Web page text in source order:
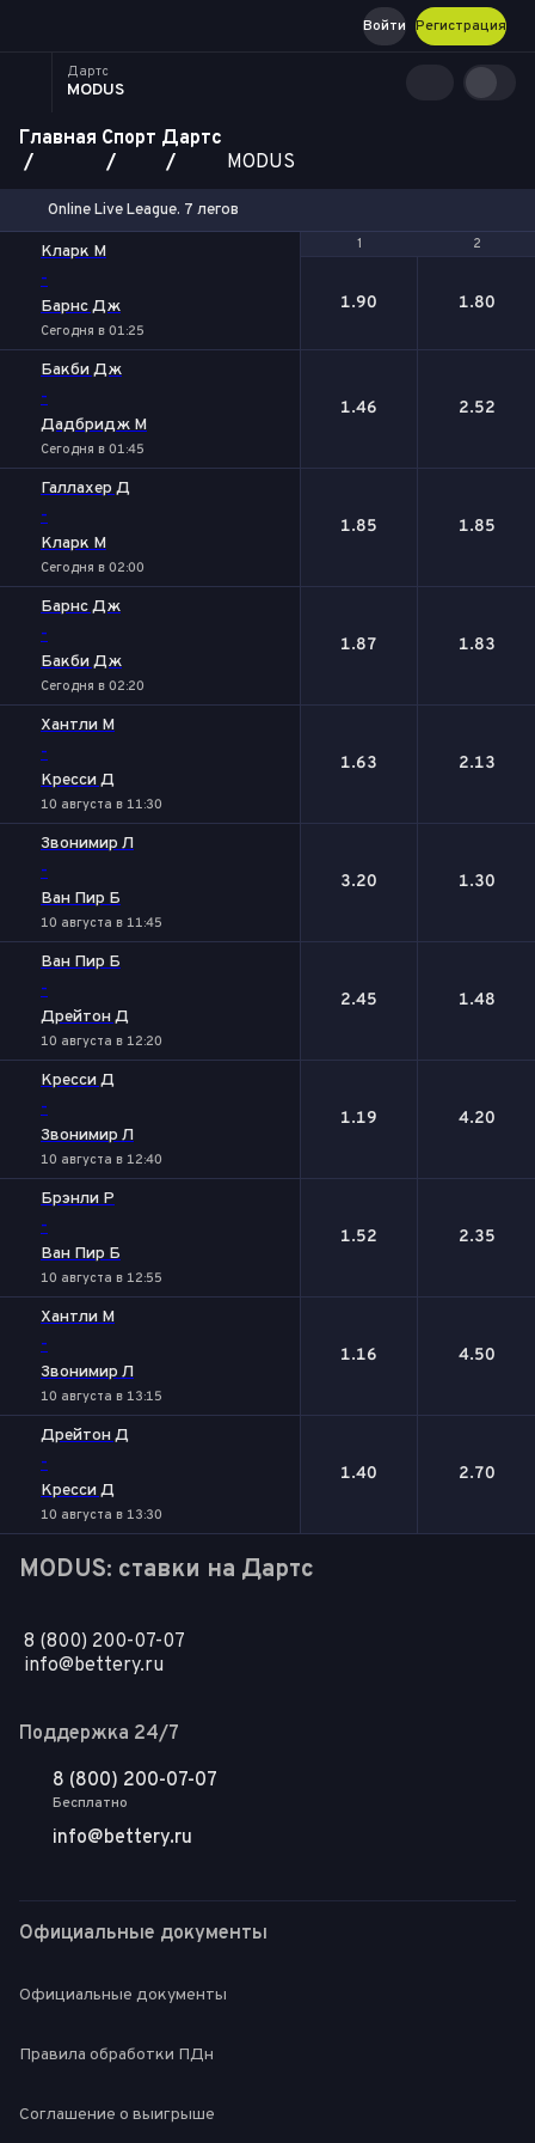
Регистрация
Войти
Дартс
MODUS
Главная Спорт Дартс
MODUS
Online Live League. 7 легов
1 2
Кларк М
-
Барнс Дж
Сегодня в 01:25
1 2
1.90 1.80
Бакби Дж
-
Дадбридж М
Сегодня в 01:45
1.46 2.52
Галлахер Д
-
Кларк М
Сегодня в 02:00
1.85 1.85
Барнс Дж
-
Бакби Дж
Сегодня в 02:20
1.87 1.83
Хантли М
-
Кресси Д
10 августа в 11:30
1.63 2.13
Звонимир Л
-
Ван Пир Б
10 августа в 11:45
3.20 1.30
Ван Пир Б
-
Дрейтон Д
10 августа в 12:20
2.45 1.48
Кресси Д
-
Звонимир Л
10 августа в 12:40
1.19 4.20
Брэнли Р
-
Ван Пир Б
10 августа в 12:55
1.52 2.35
Хантли М
-
Звонимир Л
10 августа в 13:15
1.16 4.50
Дрейтон Д
-
Кресси Д
10 августа в 13:30
1.40 2.70
MODUS: ставки на Дартс
8 (800) 200-07-07
info@bettery.ru
Поддержка 24/7
8 (800) 200-07-07
Бесплатно
info@bettery.ru
Официальные документы
Официальные документы
Правила обработки ПДн
Соглашение о выигрыше